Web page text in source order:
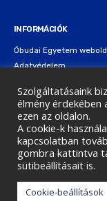
INFORMÁCIÓK
Óbudai Egyetem
Adatvédelem
Copyright © 2026 Óbudai
Contact Blog
Szolgáltatásaink
élmény érdekében
ezen az oldalon.
A cookie-k
kapcsolatban
gombra kattintva
sütibeállításait is.
Cookie-beállítások